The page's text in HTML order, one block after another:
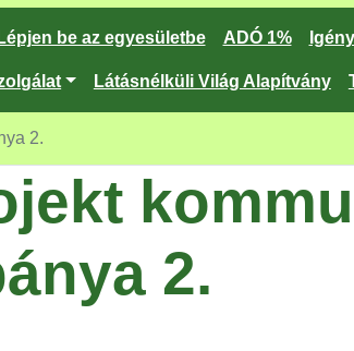
Lépjen be az egyesületbe ADÓ 1%
Látásnélküli Világ Alapítvány
2.
2.